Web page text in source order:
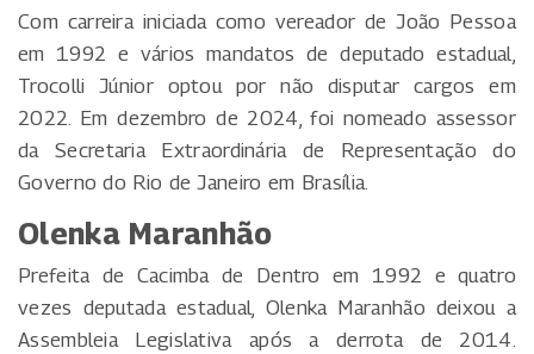
Com carreira iniciada como vereador de João Pessoa
em 1992 e vários mandatos de deputado estadual,
Trocolli Júnior optou por não disputar cargos em
2022. Em dezembro de 2024, foi nomeado assessor
da Secretaria Extraordinária de Representação do
Governo do Rio de Janeiro em Brasília.
Olenka Maranhão
Prefeita de Cacimba de Dentro em 1992 e quatro
vezes deputada estadual, Olenka Maranhão deixou a
Assembleia Legislativa após a derrota de 2014.